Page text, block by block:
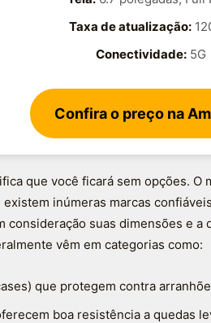
Taxa de atualização:
Conectividade: 5G
Confira o preço na
que você ficará sem opções. O
inúmeras marcas
consideração suas dimensões e a
vêm em categorias como:
que protegem contra
boa resistência a quedas